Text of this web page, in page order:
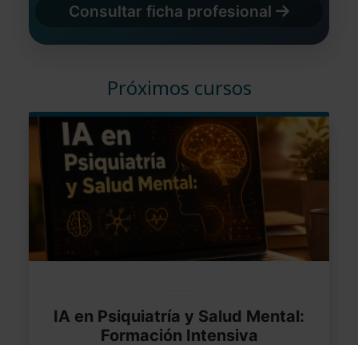
Consultar ficha profesional
Próximos cursos
IA en Psiquiatría y Salud Mental:
Formación Intensiva